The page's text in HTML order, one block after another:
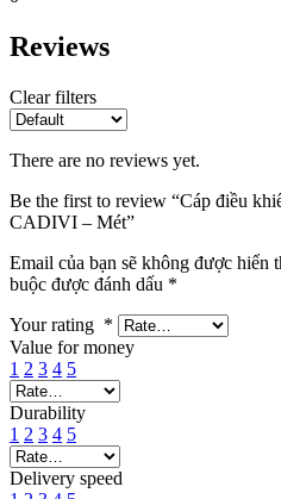
Reviews
Clear filters
There are no reviews yet.
Be the first to review “Cáp điều
CADIVI – Mét”
Email của bạn sẽ không được hiển
buộc được đánh dấu *
Your rating *
Value for money
1 2 3 4 5
Durability
1 2 3 4 5
Delivery speed